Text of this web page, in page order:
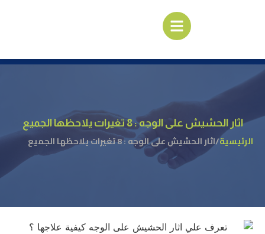
اثار الحشيش على الوجه : 8 تغيرات يلاحظها الجميع
/اثار الحشيش على الوجه : 8 تغيرات يلاحظها الجميع